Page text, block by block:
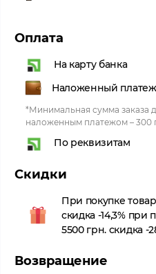
Оплата
На карту банка
Наложенный платеж
*Минимальная сумма заказа
наложенным платежом – 300
По реквизитам
Скидки
При покупке
скидка -14,3% при
5500 грн. скидка -
Возвращение